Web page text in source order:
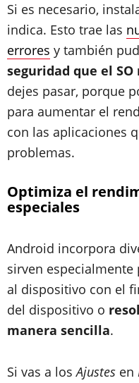
Si es necesario,
indica. Esto trae las
errores y también
seguridad que el SO
dejes pasar, porque
para aumentar el
con las aplicaciones
problemas.
Optimiza el
especiales
Android incorpora
sirven
al dispositivo con el
del dispositivo o
manera sencilla.
Si vas a losAjustes en